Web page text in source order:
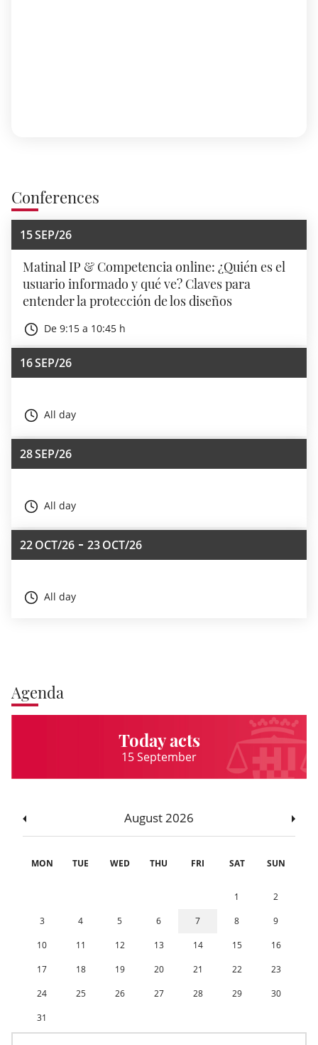
Conferences
15SEP/26
Matinal IP & Competencia online: ¿Quién es el
usuario informado y qué ve? Claves para
entender la protección de los diseños
De 9:15 a 10:45 h
16SEP/26
All day
28SEP/26
All day
22OCT/26 23OCT/26
All day
Agenda
Today acts
15 September
August 2026
MON TUE WED THU FRI SAT SUN
1
2
3
4 5 6 7 8
9
10
11 12 13 14 15
16
17
18 19 20 21 22
23
24
25 26 27 28 29
30
31